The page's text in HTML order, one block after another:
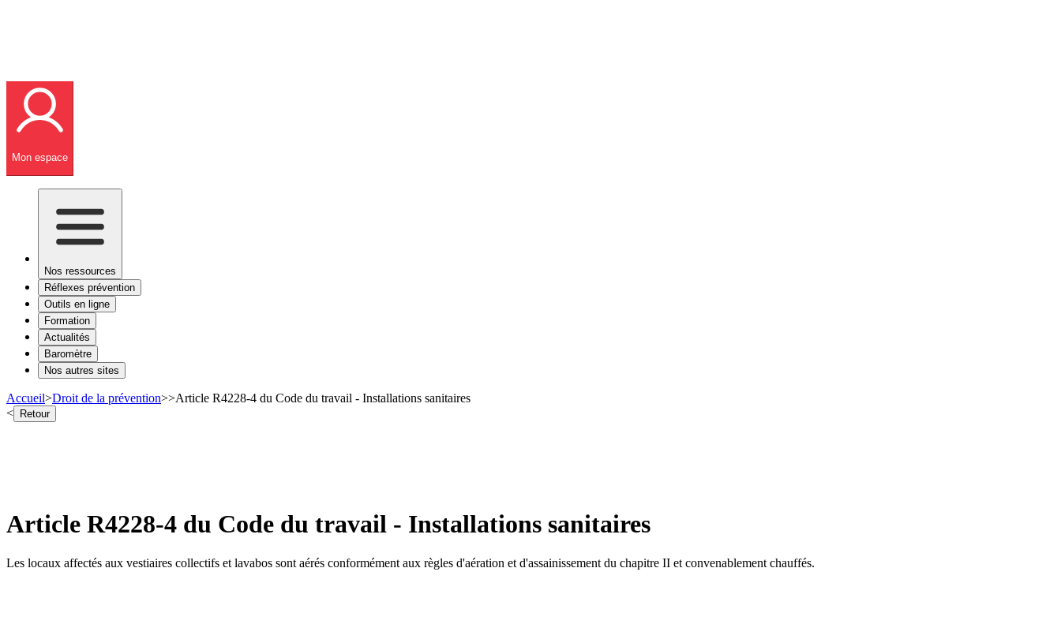
Mon espace
Nos ressources
Réflexes prévention
Outils en ligne
Formation
Actualités
Baromètre
Nos autres sites
Accueil>Droit de la prévention>>Article R4228-4 du Code du travail - Installations sanitaires
< Retour
Article R4228-4 du Code du travail - Installations sanitaires
Les locaux affectés aux vestiaires collectifs et lavabos sont aérés conformément aux règles d'aération et d'assainissement du chapitre II et convenablement chauffés.